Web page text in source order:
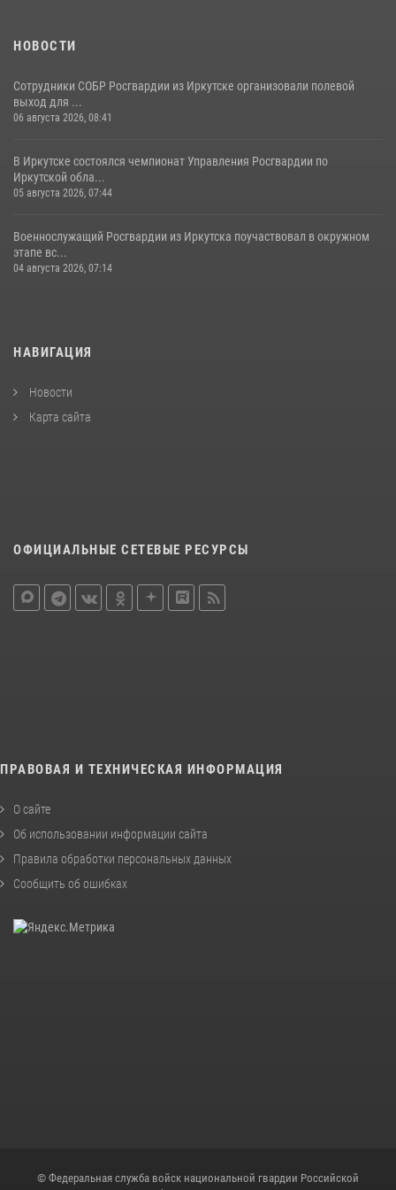
НОВОСТИ
Сотрудники СОБР Росгвардии из Иркутске организовали полевой
выход для ...
06 августа 2026, 08:41
В Иркутске состоялся чемпионат Управления Росгвардии по
Иркутской обла...
05 августа 2026, 07:44
Военнослужащий Росгвардии из Иркутска поучаствовал в окружном
этапе вс...
04 августа 2026, 07:14
НАВИГАЦИЯ
Новости
Карта сайта
ОФИЦИАЛЬНЫЕ СЕТЕВЫЕ РЕСУРСЫ
ПРАВОВАЯ И ТЕХНИЧЕСКАЯ ИНФОРМАЦИЯ
О сайте
Об использовании информации сайта
Правила обработки персональных данных
Сообщить об ошибках
© Федеральная служба войск национальной гвардии Российской